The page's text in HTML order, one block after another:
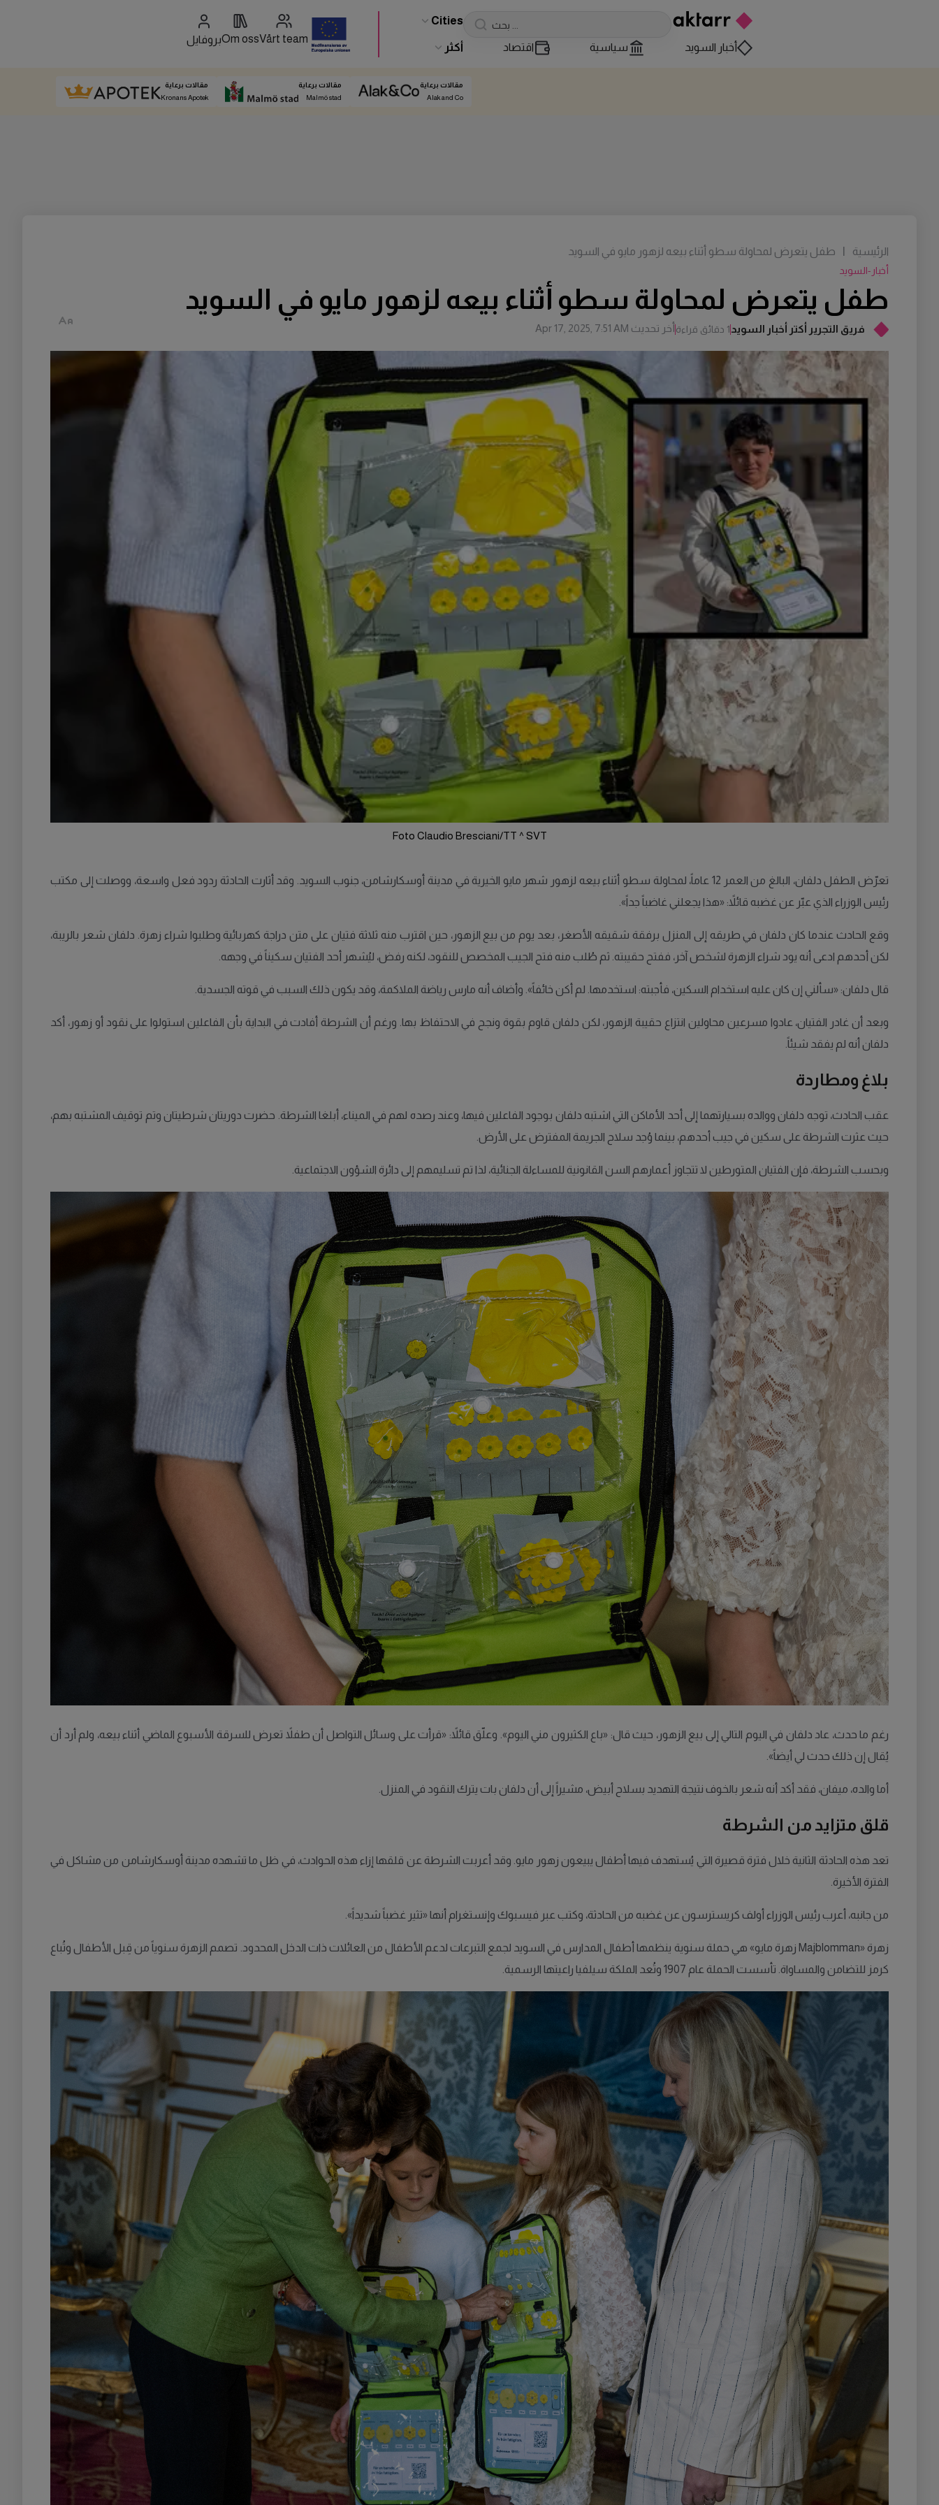
Cities
أخبار السويد سياسية اقتصاد أكثر
Vårt team
Om ossبروفايل
مقالات برعاية
Alak and Co
مقالات برعاية
Malmö stad
مقالات برعاية
Kronans Apotek
فريق التجرير أكتر أخبار السويد1 دقائق قراءة أخر تحديث Apr 17, 2025, 7:51 AM
طفل يتعرض لمحاولة سطو أثناء بيعه لزهور مايو في السويد
أخبار-السويد
الرئيسية | طفل يتعرض لمحاولة سطو أثناء بيعه لزهور مايو في السويد
Foto Claudio Bresciani/TT ^ SVT
تعرّض الطفل دلفان، البالغ من العمر 12 عاماً، لمحاولة سطو أثناء بيعه لزهور شهر مايو الخيرية في مدينة أوسكارشامن، جنوب السويد. وقد أثارت الحادثة ردود فعل واسعة، ووصلت إلى مكتب
رئيس الوزراء الذي عبّر عن غضبه قائلاً: «هذا يجعلني غاضباً جداً».
وقع الحادث عندما كان دلفان في طريقه إلى المنزل برفقة شقيقه الأصغر، بعد يوم من بيع الزهور، حين اقترب منه ثلاثة فتيان على متن دراجة كهربائية وطلبوا شراء زهرة. دلفان شعر بالريبة،
لكن أحدهم ادعى أنه يود شراء الزهرة لشخص آخر، ففتح حقيبته. ثم طُلب منه فتح الجيب المخصص للنقود، لكنه رفض، ليُشهر أحد الفتيان سكيناً في وجهه.
قال دلفان: «سألني إن كان عليه استخدام السكين، فأجبته: استخدمها. لم أكن خائفاً». وأضاف أنه مارس رياضة الملاكمة، وقد يكون ذلك السبب في قوته الجسدية.
وبعد أن غادر الفتيان، عادوا مسرعين محاولين انتزاع حقيبة الزهور، لكن دلفان قاوم بقوة ونجح في الاحتفاظ بها. ورغم أن الشرطة أفادت في البداية بأن الفاعلين استولوا على نقود أو زهور، أكد
دلفان أنه لم يفقد شيئاً.
بلاغ ومطاردة
عقب الحادث، توجه دلفان ووالده بسيارتهما إلى أحد الأماكن التي اشتبه دلفان بوجود الفاعلين فيها، وعند رصده لهم في الميناء، أبلغا الشرطة. حضرت دوريتان شرطيتان وتم توقيف المشتبه بهم،
حيث عثرت الشرطة على سكين في جيب أحدهم، بينما وُجد سلاح الجريمة المفترض على الأرض.
وبحسب الشرطة، فإن الفتيان المتورطين لا تتجاوز أعمارهم السن القانونية للمساءلة الجنائية، لذا تم تسليمهم إلى دائرة الشؤون الاجتماعية.
رغم ما حدث، عاد دلفان في اليوم التالي إلى بيع الزهور، حيث قال: «باع الكثيرون مني اليوم». وعلّق قائلاً: «قرأت على وسائل التواصل أن طفلاً تعرض للسرقة الأسبوع الماضي أثناء بيعه، ولم أرد أن
يُقال إن ذلك حدث لي أيضاً».
أما والده، ميفان، فقد أكد أنه شعر بالخوف نتيجة التهديد بسلاح أبيض، مشيراً إلى أن دلفان بات يترك النقود في المنزل.
قلق متزايد من الشرطة
تعد هذه الحادثة الثانية خلال فترة قصيرة التي يُستهدف فيها أطفال يبيعون زهور مايو. وقد أعربت الشرطة عن قلقها إزاء هذه الحوادث، في ظل ما تشهده مدينة أوسكارشامن من مشاكل في
الفترة الأخيرة.
من جانبه، أعرب رئيس الوزراء أولف كريسترسون عن غضبه من الحادثة، وكتب عبر فيسبوك وإنستغرام أنها «تثير غضباً شديداً».
زهرة «Majblomman زهرة مايو» هي حملة سنوية ينظمها أطفال المدارس في السويد لجمع التبرعات لدعم الأطفال من العائلات ذات الدخل المحدود. تصمم الزهرة سنوياً من قِبل الأطفال وتُباع
كرمز للتضامن والمساواة. تأسست الحملة عام 1907 وتُعد الملكة سيلفيا راعيتها الرسمية.